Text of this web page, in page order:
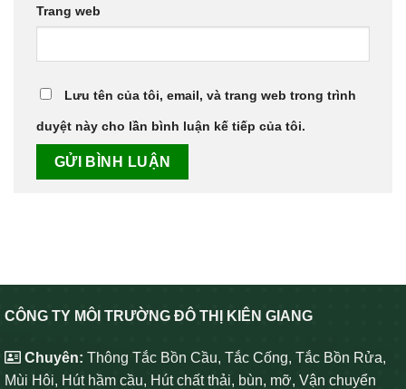
Trang web
Lưu tên của tôi, email, và trang web trong trình
duyệt này cho lần bình luận kế tiếp của tôi.
CÔNG TY MÔI TRƯỜNG ĐÔ THỊ KIÊN GIANG
Chuyên: Thông Tắc Bồn Cầu, Tắc Cống, Tắc Bồn Rửa,
Mùi Hôi, Hút hầm cầu, Hút chất thải, bùn, mỡ, Vận chuyển